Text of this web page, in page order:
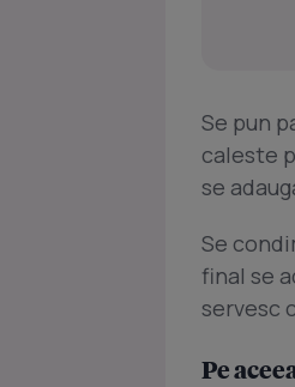
Se pun
caleste
se
Se
final se
servesc
Pe